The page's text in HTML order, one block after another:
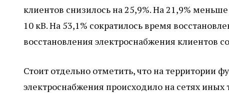
клиентов снизилось на 25,9%. На 21,9%
10 кВ. На 53,1% сократилось время
восстановления электроснабжения клиентов
Стоит отдельно отметить, что на территории
электроснабжения происходило на сетях